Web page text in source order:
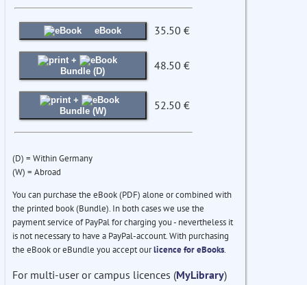
eBook 35.50 €
+
Bundle (D)
48.50 €
+
Bundle (W)
52.50 €
(D) = Within Germany
(W) = Abroad
You can purchase the eBook (PDF) alone or combined with
the printed book (Bundle). In both cases we use the
payment service of PayPal for charging you - nevertheless it
is not necessary to have a PayPal-account. With purchasing
the eBook or eBundle you accept ourlicence for eBooks.
For multi-user or campus licences (MyLibrary)